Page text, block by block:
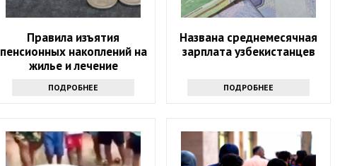
Правила изъятия
пенсионных накоплений на
жилье и лечение
ПОДРОБНЕЕ
Названа среднемесячная
зарплата узбекистанцев
ПОДРОБНЕЕ